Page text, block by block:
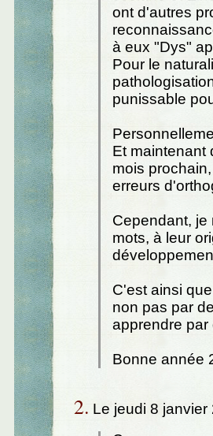
ont d'autres
à eux "Dys"
Pour le
punissable
Et maintenant
mois
erreurs
Cependant, je
mots, à leur
C'est ainsi
non pas par
apprendre
Bonne année
2. Le jeudi 8 janvier